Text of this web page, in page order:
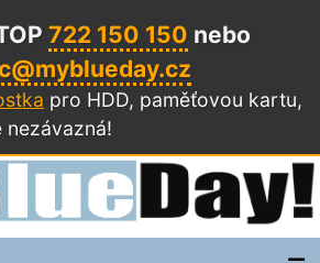
722 150 150 nebo
pro HDD, paměťovou kartu,
nezávazná!